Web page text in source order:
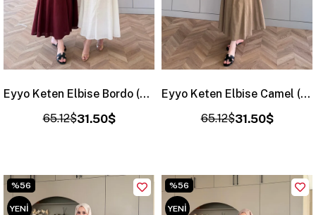
Eyyo Keten Elbise Bordo (3335)
31.50$
65.12$
Eyyo Keten Elbise Camel (3335)
31.50$
65.12$
%56
YENI
%56
YENI